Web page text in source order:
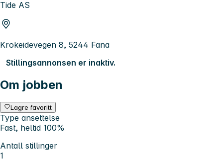
Tide AS
Krokeidevegen 8, 5244 Fana
Stillingsannonsen er inaktiv.
Om jobben
Lagre favoritt
Type ansettelse
Fast, heltid 100%
Antall stillinger
1